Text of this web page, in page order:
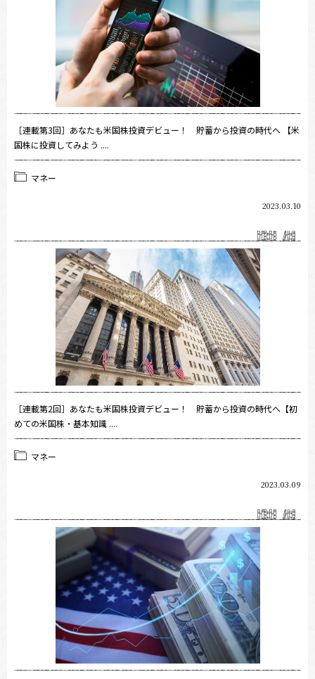
［連載第3回］あなたも米国株投資デビュー！ 貯蓄から投資の時代へ 【米
国株に投資してみよう ....
マネー
2023.03.10
［連載第2回］あなたも米国株投資デビュー！ 貯蓄から投資の時代へ【初
めての米国株・基本知識 ....
マネー
2023.03.09